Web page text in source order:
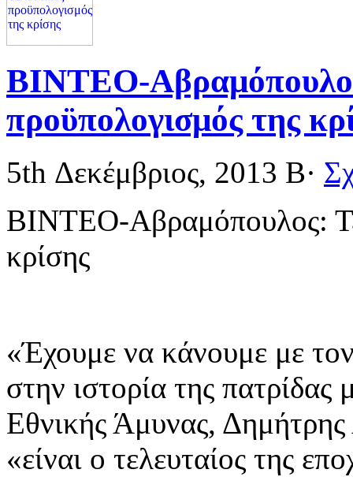
ΒΙΝΤΕΟ-
προϋπολογισμός της
5th Δεκέμβριος, 2013 Β·
ΒΙΝΤΕΟ-Αβραμόπουλος:
κρίσης
«Έχουμε να κάνουμε με
στην ιστορία της
Εθνικής Άμυνας, Δημήτρης
«είναι ο τελευταίος της